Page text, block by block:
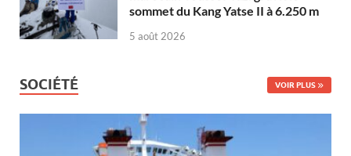
sommet du Kang Yatse II à 6.250 m
5 août 2026
SOCIÉTÉ VOIR PLUS